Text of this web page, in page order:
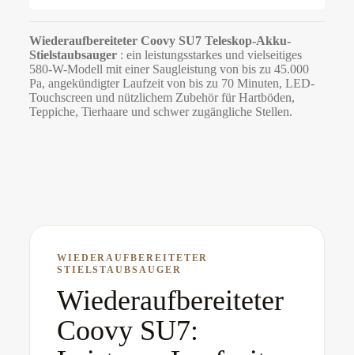
Wiederaufbereiteter Coovy SU7 Teleskop-Akku-
Stielstaubsauger: ein leistungsstarkes und vielseitiges
580-W-Modell mit einer Saugleistung von bis zu 45.000
Pa, angekündigter Laufzeit von bis zu 70 Minuten, LED-
Touchscreen und nützlichem Zubehör für Hartböden,
Teppiche, Tierhaare und schwer zugängliche Stellen.
WIEDERAUFBEREITETER
STIELSTAUBSAUGER
Wiederaufbereiteter
Coovy SU7: